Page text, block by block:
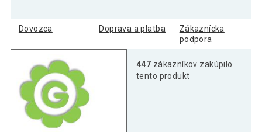
Dovozca Doprava a platba
Zákaznícka
podpora
447 zákazníkov zakúpilo
tento produkt